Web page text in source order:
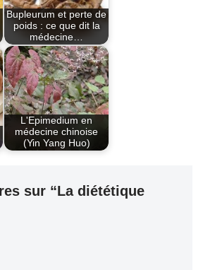
Bupleurum et perte de
poids : ce que dit la
médecine…
L'Epimedium en
médecine chinoise
(Yin Yang Huo)
sur “La diététique